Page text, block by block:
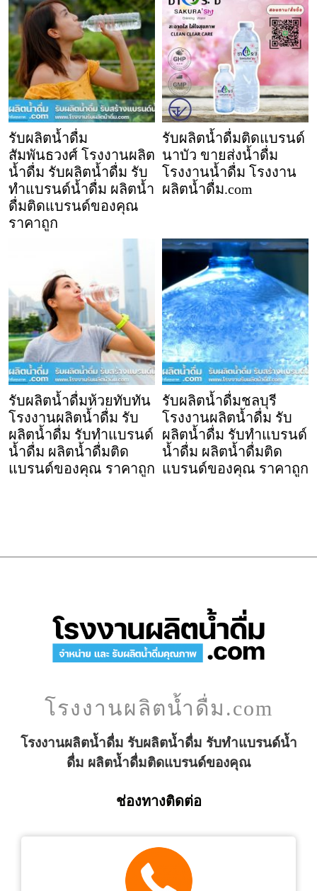
รับผลิตน้ำดื่ม
สัมพันธวงศ์ โรงงานผลิต
น้ำดื่ม รับผลิตน้ำดื่ม รับ
ทำแบรนด์น้ำดื่ม ผลิตน้ำ
ดื่มติดแบรนด์ของคุณ
ราคาถูก
รับผลิตน้ำดื่มติดแบรนด์
นาบัว ขายส่งน้ำดื่ม
โรงงานน้ำดื่ม โรงงาน
ผลิตน้ำดื่ม.com
รับผลิตน้ำดื่มห้วยทับทัน
โรงงานผลิตน้ำดื่ม รับ
ผลิตน้ำดื่ม รับทำแบรนด์
น้ำดื่ม ผลิตน้ำดื่มติด
แบรนด์ของคุณ ราคาถูก
รับผลิตน้ำดื่มชลบุรี
โรงงานผลิตน้ำดื่ม รับ
ผลิตน้ำดื่ม รับทำแบรนด์
น้ำดื่ม ผลิตน้ำดื่มติด
แบรนด์ของคุณ ราคาถูก
โรงงานผลิตน้ำดื่ม.com
โรงงานผลิตน้ำดื่ม รับผลิตน้ำดื่ม รับทำแบรนด์น้ำ
ดื่ม ผลิตน้ำดื่มติดแบรนด์ของคุณ
ช่องทางติดต่อ